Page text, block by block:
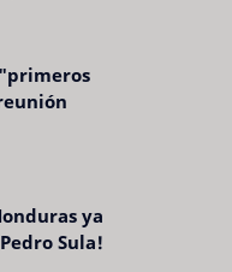
ya
Sula!